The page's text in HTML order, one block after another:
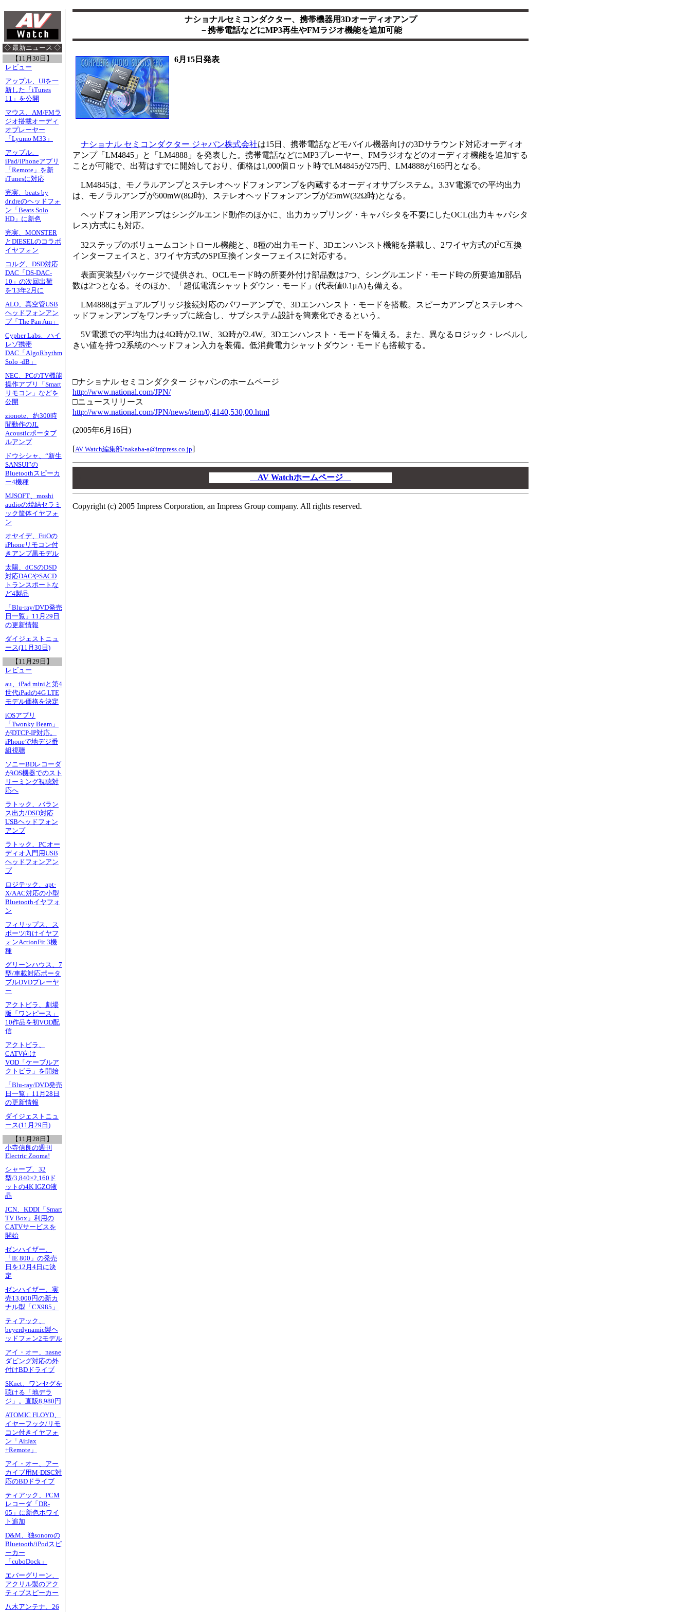
◇ 最新ニュース ◇
【11月30日】
レビュー
アップル、UIを一
新した「iTunes
11」を公開
マウス、AM/FMラ
ジオ搭載オーディ
オプレーヤー
「Lyumo M33」
アップル、
iPad/iPhoneアプリ
「Remote」を新
iTunesに対応
完実、beats by
dr.dreのヘッドフォ
ン「Beats Solo
HD」に新色
完実、MONSTER
とDIESELのコラボ
イヤフォン
コルグ、DSD対応
DAC「DS-DAC-
10」の次回出荷
を'13年2月に
ALO、真空管USB
ヘッドフォンアン
プ「The Pan Am」
Cypher Labs、ハイ
レゾ携帯
DAC「AlgoRhythm
Solo -dB」
NEC、PCのTV機能
操作アプリ「Smart
リモコン」などを
公開
zionote、約300時
間動作のJL
Acousticポータブ
ルアンプ
ドウシシャ、“新生
SANSUI”の
Bluetoothスピーカ
ー4機種
MJSOFT、moshi
audioの焼結セラミ
ック筐体イヤフォ
ン
オヤイデ、FiiOの
iPhoneリモコン付
きアンプ黒モデル
太陽、dCSのDSD
対応DACやSACD
トランスポートな
ど4製品
「Blu-ray/DVD発売
日一覧」11月29日
の更新情報
ダイジェストニュ
ース(11月30日)
【11月29日】
レビュー
au、iPad miniと第4
世代iPadの4G LTE
モデル価格を決定
iOSアプリ
「Twonky Beam」
がDTCP-IP対応。
iPhoneで地デジ番
組視聴
ソニーBDレコーダ
がiOS機器でのスト
リーミング視聴対
応へ
ラトック、バラン
ス出力/DSD対応
USBヘッドフォン
アンプ
ラトック、PCオー
ディオ入門用USB
ヘッドフォンアン
プ
ロジテック、apt-
X/AAC対応の小型
Bluetoothイヤフォ
ン
フィリップス、ス
ポーツ向けイヤフ
ォンActionFit 3機
種
グリーンハウス、7
型/車載対応ポータ
ブルDVDプレーヤ
ー
アクトビラ、劇場
版「ワンピース」
10作品を初VOD配
信
アクトビラ、
CATV向け
VOD「ケーブルア
クトビラ」を開始
「Blu-ray/DVD発売
日一覧」11月28日
の更新情報
ダイジェストニュ
ース(11月29日)
【11月28日】
小寺信良の週刊
Electric Zooma!
シャープ、32
型/3,840×2,160ド
ットの4K IGZO液
晶
JCN、KDDI「Smart
TV Box」利用の
CATVサービスを
開始
ゼンハイザー、
「IE 800」の発売
日を12月4日に決
定
ゼンハイザー、実
売13,000円の新カ
ナル型「CX985」
ティアック、
beyerdynamic製ヘ
ッドフォン2モデル
アイ・オー、nasne
ダビング対応の外
付けBDドライブ
SKnet、ワンセグを
聴ける「地デラ
ジ」。直販8,980円
ATOMIC FLOYD、
イヤーフック/リモ
コン付きイヤフォ
ン「AirJax
+Remote」
アイ・オー、アー
カイブ用M-DISC対
応のBDドライブ
ティアック、PCM
レコーダ「DR-
05」に新色ホワイ
ト追加
D&M、独sonoroの
Bluetooth/iPodスピ
ーカー
「cuboDock」
エバーグリーン、
アクリル製のアク
ティブスピーカー
八木アンテナ、26
ナショナルセミコンダクター、携帯機器用3Dオーディオアンプ
－携帯電話などにMP3再生やFMラジオ機能を追加可能
6月15日発表
ナショナル セミコンダクター ジャパン株式会社は15日、携帯電話などモバイル機器向けの3Dサラウンド対応オーディオ
アンプ「LM4845」と「LM4888」を発表した。携帯電話などにMP3プレーヤー、FMラジオなどのオーディオ機能を追加する
ことが可能で、出荷はすでに開始しており、価格は1,000個ロット時でLM4845が275円、LM4888が165円となる。
LM4845は、モノラルアンプとステレオヘッドフォンアンプを内蔵するオーディオサブシステム。3.3V電源での平均出力
は、モノラルアンプが500mW(8Ω時)、ステレオヘッドフォンアンプが25mW(32Ω時)となる。
ヘッドフォン用アンプはシングルエンド動作のほかに、出力カップリング・キャパシタを不要にしたOCL(出力キャパシタ
レス)方式にも対応。
32ステップのボリュームコントロール機能と、8種の出力モード、3Dエンハンスト機能を搭載し、2ワイヤ方式のI2C互換
インターフェイスと、3ワイヤ方式のSPI互換インターフェイスに対応する。
表面実装型パッケージで提供され、OCLモード時の所要外付け部品数は7つ、シングルエンド・モード時の所要追加部品
数は2つとなる。そのほか、「超低電流シャットダウン・モード」(代表値0.1μA)も備える。
LM4888はデュアルブリッジ接続対応のパワーアンプで、3Dエンハンスト・モードを搭載。スピーカアンプとステレオヘ
ッドフォンアンプをワンチップに統合し、サブシステム設計を簡素化できるという。
5V電源での平均出力は4Ω時が2.1W、3Ω時が2.4W。3Dエンハンスト・モードを備える。また、異なるロジック・レベルし
きい値を持つ2系統のヘッドフォン入力を装備。低消費電力シャットダウン・モードも搭載する。
□ナショナル セミコンダクター ジャパンのホームページ
http://www.national.com/JPN/
□ニュースリリース
http://www.national.com/JPN/news/item/0,4140,530,00.html
(2005年6月16日 )
[AV Watch編集部/nakaba-a@impress.co.jp]
AV Watchホームページ
Copyright (c) 2005 Impress Corporation, an Impress Group company. All rights reserved.